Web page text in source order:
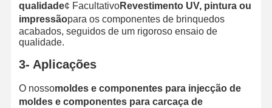
qualidade¢ FacultativoRevestimento UV, pintura ou
impressãopara os componentes de brinquedos
acabados, seguidos de um rigoroso ensaio de
qualidade.
3- Aplicações
O nossomoldes e componentes para injecção de
moldes e componentes para carcaça de